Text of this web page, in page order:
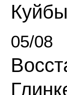
05/08